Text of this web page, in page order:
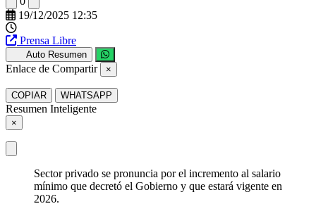
19/12/2025 12:35
Prensa Libre
Auto Resumen
Enlace de Compartir ×
COPIAR WHATSAPP
Resumen Inteligente
×
Sector privado se pronuncia por el incremento al salario
mínimo que decretó el Gobierno y que estará vigente en
2026.